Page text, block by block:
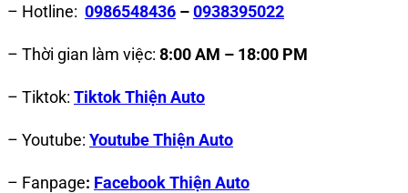
– Hotline: 0986548436 –0938395022
– Thời gian làm việc: 8:00 AM – 18:00 PM
– Tiktok: Tiktok Thiện Auto
– Youtube: Youtube Thiện Auto
– Fanpage: Facebook Thiện Auto